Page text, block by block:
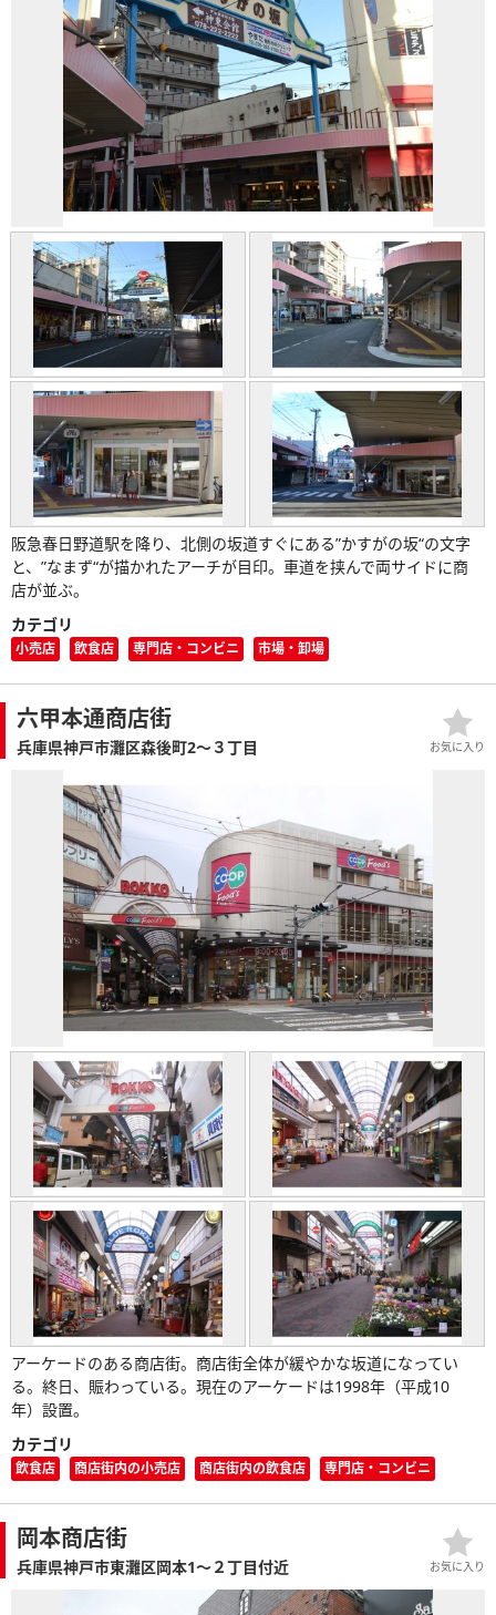
阪急春日野道駅を降り、北側の坂道すぐにある”かすがの坂“の文字
と、”なまず“が描かれたアーチが目印。車道を挟んで両サイドに商
店が並ぶ。
カテゴリ
小売店 飲食店 専門店・コンビニ 市場・卸場
六甲本通商店街
兵庫県神戸市灘区森後町2～３丁目
アーケードのある商店街。商店街全体が緩やかな坂道になってい
る。終日、賑わっている。現在のアーケードは1998年（平成10
年）設置。
カテゴリ
飲食店 商店街内の小売店 商店街内の飲食店 専門店・コンビニ
お気に入り
岡本商店街
兵庫県神戸市東灘区岡本1～２丁目付近 お気に入り